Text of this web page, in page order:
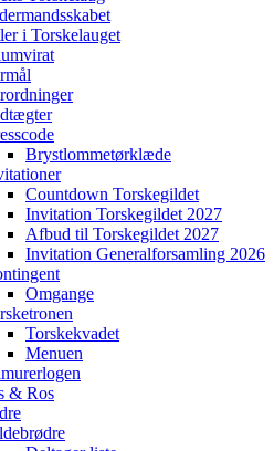
i Torskelauget
Brystlommetørklæde
Countdown Torskegildet
Invitation Torskegildet 2027
Afbud til Torskegildet 2027
Invitation Generalforsamling 2026
Omgange
Torskekvadet
Menuen
& Ros